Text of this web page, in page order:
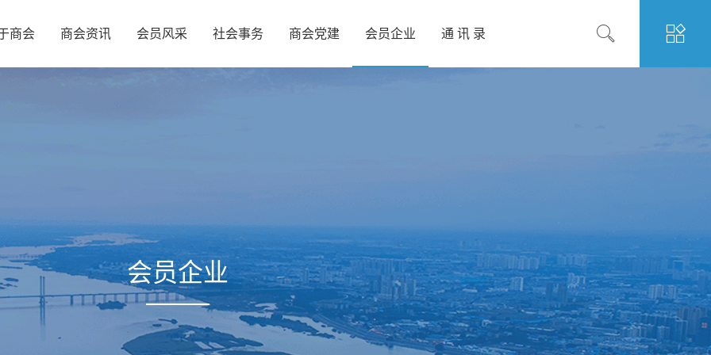
商会 商会资讯 会员风采 社会事务 商会党建 会员企业 通 讯 录
会员企业